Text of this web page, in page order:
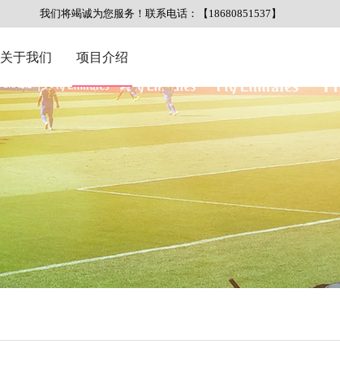
我们将竭诚为您服务！联系电话：【18680851537】
关于我们 项目介绍